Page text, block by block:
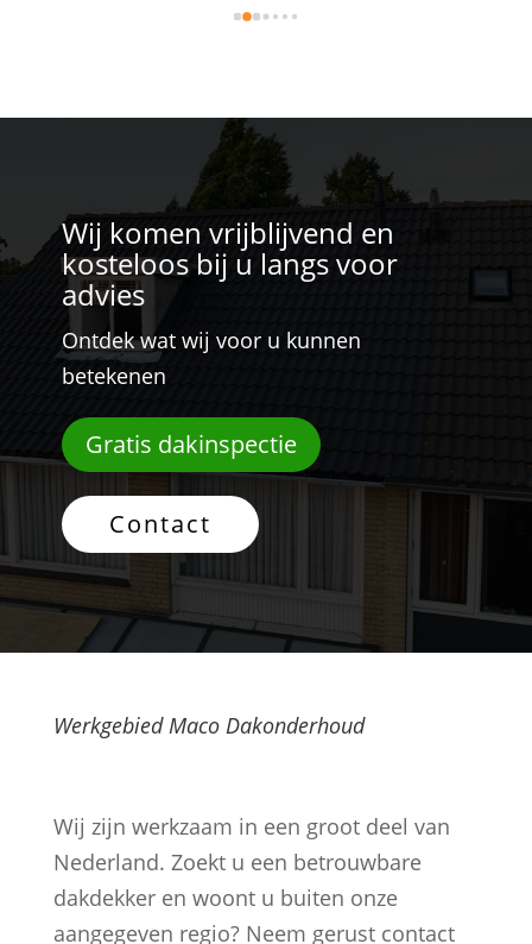
ook de indruk plezier in hun werk te hebben. Een
Wij komen vrijblijvend en
kosteloos bij u langs voor
advies
Ontdek wat wij voor u kunnen
betekenen
Gratis dakinspectie
Contact
Werkgebied Maco Dakonderhoud
Wij zijn werkzaam in een groot deel van
Nederland. Zoekt u een betrouwbare
dakdekker en woont u buiten onze
aangegeven regio? Neem gerust contact